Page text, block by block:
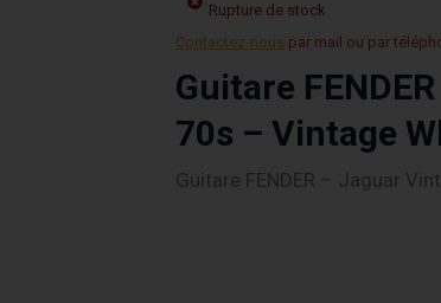
Rupture de stock
Contactez-nous par mail ou par
Guitare
70s – Vintage
Guitare FENDER – Jaguar